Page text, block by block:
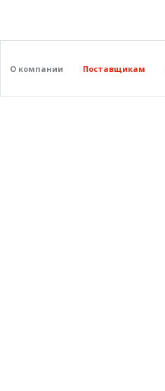
О компании Поставщикам